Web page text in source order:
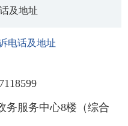
及地址
电话及地址
务服务中心8楼（综合